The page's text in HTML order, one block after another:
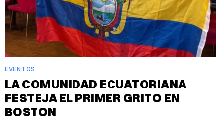
EVENTOS
LA COMUNIDAD ECUATORIANA
FESTEJA EL PRIMER GRITO EN
BOSTON